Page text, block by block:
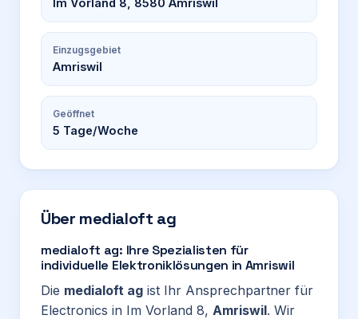
Im Vorland 8, 8580 Amriswil
Einzugsgebiet
Amriswil
Geöffnet
5 Tage/Woche
Über medialoft ag
medialoft ag: Ihre Spezialisten für
individuelle Elektroniklösungen in Amriswil
Die medialoft ag ist Ihr Ansprechpartner für
Electronics in Im Vorland 8, Amriswil. Wir